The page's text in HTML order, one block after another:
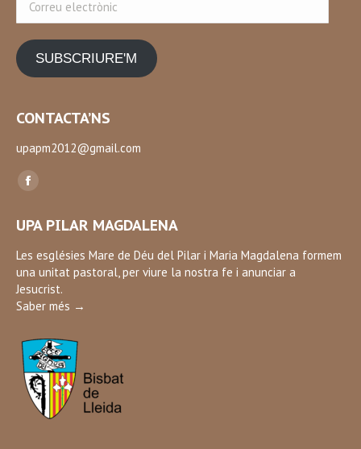
electrònic
SUBSCRIURE'M
CONTACTA’NS
upapm2012@gmail.com
Find us on:
Facebook
opens
in
new
window
UPA PILAR MAGDALENA
Les esglésies Mare de Déu del Pilar i Maria Magdalena formem
una unitat pastoral, per viure la nostra fe i anunciar a
Jesucrist.
Saber més →